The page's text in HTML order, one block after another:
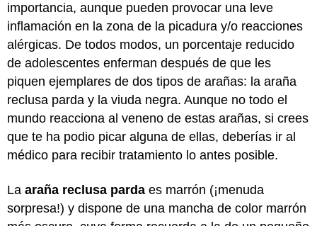
importancia, aunque pueden provocar una leve
inflamación en la zona de la picadura y/o reacciones
alérgicas. De todos modos, un porcentaje reducido
de adolescentes enferman después de que les
piquen ejemplares de dos tipos de arañas: la araña
reclusa parda y la viuda negra. Aunque no todo el
mundo reacciona al veneno de estas arañas, si crees
que te ha podio picar alguna de ellas, deberías ir al
médico para recibir tratamiento lo antes posible.
La araña reclusa parda es marrón (¡menuda
sorpresa!) y dispone de una mancha de color marrón